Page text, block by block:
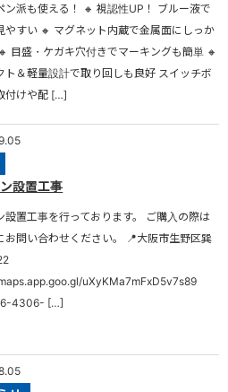
ン派も使える！ 🔸 視認性UP！ ブルー液で
やすい 🔸 マグネット内蔵で金属面にしっか
目盛・ケガキ穴付きでマーキングも簡単 🔸
ト＆軽量設計で取り回しも良好 スイッチボ
付けや配 […]
設置工事
設置工事を行っております。 ご購入の際は
お問い合わせください。 📍大阪市生野区巽
uXyKMa7mFxD5v7s89
4306- […]